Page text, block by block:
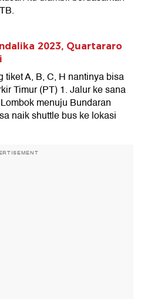
2023, Quartararo
tiket A, B, C, H nantinya bisa
Timur (PT) 1. Jalur ke sana
menuju Bundaran
naik shuttle bus ke lokasi